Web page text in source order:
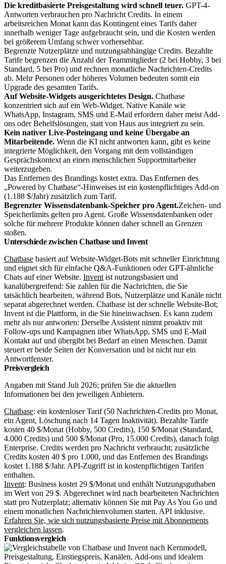
Die kreditbasierte Preisgestaltung wird schnell teuer. GPT-4-
Antworten verbrauchen pro Nachricht Credits. In einem
arbeitsreichen Monat kann das Kontingent eines Tarifs daher
innerhalb weniger Tage aufgebraucht sein, und die Kosten werden
bei größerem Umfang schwer vorhersehbar.
Begrenzte Nutzerplätze und nutzungsabhängige Credits. Bezahlte
Tarife begrenzen die Anzahl der Teammitglieder (2 bei Hobby, 3 bei
Standard, 5 bei Pro) und rechnen monatliche Nachrichten-Credits
ab. Mehr Personen oder höheres Volumen bedeuten somit ein
Upgrade des gesamten Tarifs.
Auf Website-Widgets ausgerichtetes Design. Chatbase
konzentriert sich auf ein Web-Widget. Native Kanäle wie
WhatsApp, Instagram, SMS und E-Mail erfordern daher meist Add-
ons oder Behelfslösungen, statt von Haus aus integriert zu sein.
Kein nativer Live-Posteingang und keine Übergabe an
Mitarbeitende. Wenn die KI nicht antworten kann, gibt es keine
integrierte Möglichkeit, den Vorgang mit dem vollständigen
Gesprächskontext an einen menschlichen Supportmitarbeiter
weiterzugeben.
Das Entfernen des Brandings kostet extra. Das Entfernen des
„Powered by Chatbase“-Hinweises ist ein kostenpflichtiges Add-on
(1.188 $/Jahr) zusätzlich zum Tarif.
Begrenzter Wissensdatenbank-Speicher pro Agent.Zeichen- und
Speicherlimits gelten pro Agent. Große Wissensdatenbanken oder
solche für mehrere Produkte können daher schnell an Grenzen
stoßen.
Unterschiede zwischen Chatbase und Invent
Chatbase basiert auf Website-Widget-Bots mit schneller Einrichtung
und eignet sich für einfache Q&A-Funktionen oder GPT-ähnliche
Chats auf einer Website. Invent ist nutzungsbasiert und
kanalübergreifend: Sie zahlen für die Nachrichten, die Sie
tatsächlich bearbeiten, während Bots, Nutzerplätze und Kanäle nicht
separat abgerechnet werden. Chatbase ist der schnelle Website-Bot;
Invent ist die Plattform, in die Sie hineinwachsen. Es kann zudem
mehr als nur antworten: Derselbe Assistent nimmt proaktiv mit
Follow-ups und Kampagnen über WhatsApp, SMS und E-Mail
Kontakt auf und übergibt bei Bedarf an einen Menschen. Damit
steuert er beide Seiten der Konversation und ist nicht nur ein
Antwortfenster.
Preisvergleich
Angaben mit Stand Juli 2026; prüfen Sie die aktuellen
Informationen bei den jeweiligen Anbietern.
Chatbase: ein kostenloser Tarif (50 Nachrichten-Credits pro Monat,
ein Agent, Löschung nach 14 Tagen Inaktivität). Bezahlte Tarife
kosten 40 $/Monat (Hobby, 500 Credits), 150 $/Monat (Standard,
4.000 Credits) und 500 $/Monat (Pro, 15.000 Credits), danach folgt
Enterprise. Credits werden pro Nachricht verbraucht; zusätzliche
Credits kosten 40 $ pro 1.000, und das Entfernen des Brandings
kostet 1.188 $/Jahr. API-Zugriff ist in kostenpflichtigen Tarifen
enthalten.
Invent: Business kostet 29 $/Monat und enthält Nutzungsguthaben
im Wert von 29 $. Abgerechnet wird nach bearbeiteten Nachrichten
statt pro Nutzerplatz; alternativ können Sie mit Pay As You Go und
einem monatlichen Nachrichtenvolumen starten. API inklusive.
Erfahren Sie, wie sich nutzungsbasierte Preise mit Abonnements
vergleichen lassen.
Funktionsvergleich